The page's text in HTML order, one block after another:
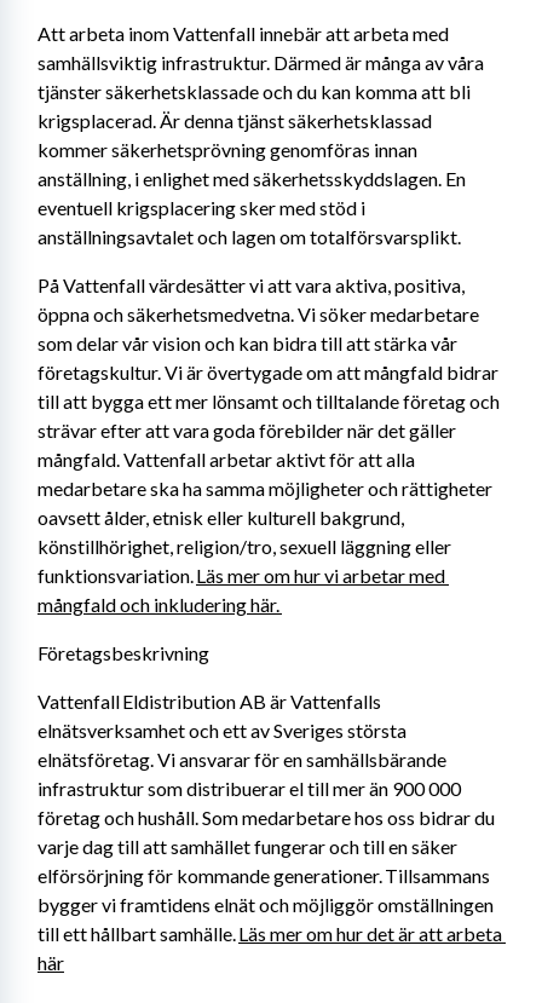
Att arbeta inom Vattenfall innebär att arbeta med
samhällsviktig infrastruktur. Därmed är många av våra
tjänster säkerhetsklassade och du kan komma att bli
krigsplacerad. Är denna tjänst säkerhetsklassad
kommer säkerhetsprövning genomföras innan
anställning, i enlighet med säkerhetsskyddslagen. En
eventuell krigsplacering sker med stöd i
anställningsavtalet och lagen om totalförsvarsplikt.
På Vattenfall värdesätter vi att vara aktiva, positiva,
öppna och säkerhetsmedvetna. Vi söker medarbetare
som delar vår vision och kan bidra till att stärka vår
företagskultur. Vi är övertygade om att mångfald bidrar
till att bygga ett mer lönsamt och tilltalande företag och
strävar efter att vara goda förebilder när det gäller
mångfald. Vattenfall arbetar aktivt för att alla
medarbetare ska ha samma möjligheter och rättigheter
oavsett ålder, etnisk eller kulturell bakgrund,
könstillhörighet, religion/tro, sexuell läggning eller
funktionsvariation. Läs mer om hur vi arbetar med
mångfald och inkludering här.
Företagsbeskrivning
Vattenfall Eldistribution AB är Vattenfalls
elnätsverksamhet och ett av Sveriges största
elnätsföretag. Vi ansvarar för en samhällsbärande
infrastruktur som distribuerar el till mer än 900 000
företag och hushåll. Som medarbetare hos oss bidrar du
varje dag till att samhället fungerar och till en säker
elförsörjning för kommande generationer. Tillsammans
bygger vi framtidens elnät och möjliggör omställningen
till ett hållbart samhälle. Läs mer om hur det är att arbeta
här